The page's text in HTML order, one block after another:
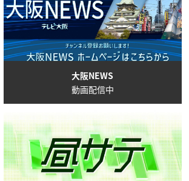
大阪NEWS
動画配信中